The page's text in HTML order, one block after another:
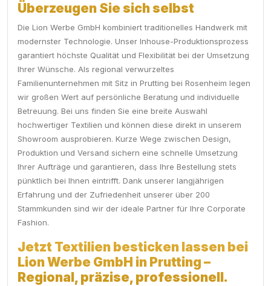
Überzeugen Sie sich selbst
Die Lion Werbe GmbH kombiniert traditionelles Handwerk mit
modernster Technologie. Unser Inhouse-Produktionsprozess
garantiert höchste Qualität und Flexibilität bei der Umsetzung
Ihrer Wünsche. Als regional verwurzeltes
Familienunternehmen mit Sitz in Prutting bei Rosenheim legen
wir großen Wert auf persönliche Beratung und individuelle
Betreuung. Bei uns finden Sie eine breite Auswahl
hochwertiger Textilien und können diese direkt in unserem
Showroom ausprobieren. Kurze Wege zwischen Design,
Produktion und Versand sichern eine schnelle Umsetzung
Ihrer Aufträge und garantieren, dass Ihre Bestellung stets
pünktlich bei Ihnen eintrifft. Dank unserer langjährigen
Erfahrung und der Zufriedenheit unserer über 200
Stammkunden sind wir der ideale Partner für Ihre Corporate
Fashion.
Jetzt Textilien besticken lassen bei
Lion Werbe GmbH in Prutting –
Regional, präzise, professionell.